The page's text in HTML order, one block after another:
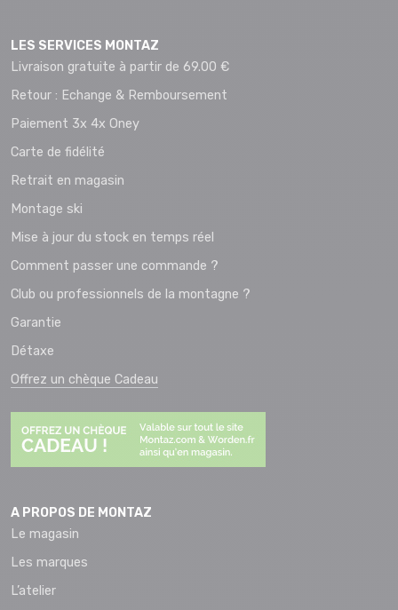
LES SERVICES MONTAZ
Livraison gratuite à partir de 69.00 €
Retour : Echange & Remboursement
Paiement 3x 4x Oney
Carte de fidélité
Retrait en magasin
Montage ski
Mise à jour du stock en temps réel
Comment passer une commande ?
Club ou professionnels de la montagne ?
Garantie
Détaxe
Offrez un chèque Cadeau
A PROPOS DE MONTAZ
Le magasin
Les marques
L’atelier